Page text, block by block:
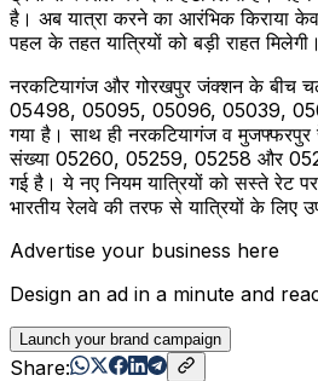
है। अब यात्रा करने का आरंभिक किराया
पहल के तहत यात्रियों को बड़ी राहत मिलेगी।
नरकटियागंज और गोरखपुर जंक्शन के बीच
05498, 05095, 05096, 05039,
गया है। साथ ही नरकटियागंज व
संख्या 05260, 05259, 05258 और
गई है। ये नए नियम यात्रियों को सस्ते रेट
भारतीय रेलवे की तरफ से यात्रियों के लिए
Advertise your business here
Design an ad in a minute and
Launch your brand campaign
Share: